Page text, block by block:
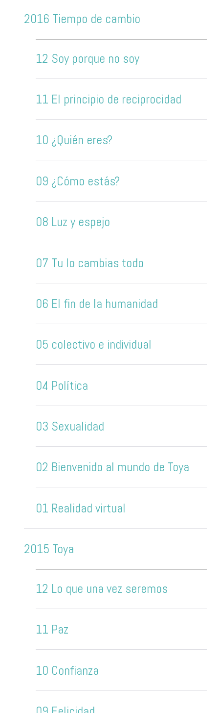
2016 Tiempo de cambio
12 Soy porque no soy
11 El principio de reciprocidad
10 ¿Quién eres?
09 ¿Cómo estás?
08 Luz y espejo
07 Tu lo cambias todo
06 El fin de la humanidad
05 colectivo e individual
04 Política
03 Sexualidad
02 Bienvenido al mundo de Toya
01 Realidad virtual
2015 Toya
12 Lo que una vez seremos
11 Paz
10 Confianza